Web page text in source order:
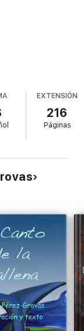
EXTENSIÓN
216
Páginas